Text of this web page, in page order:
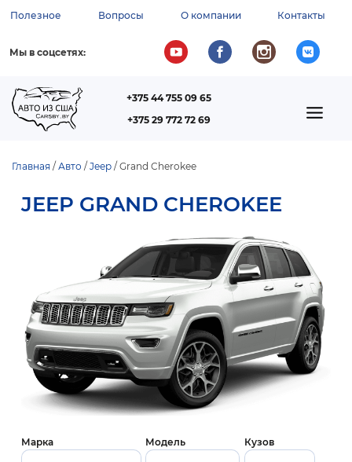
содержанию
ВСПОМОГАТЕЛЬНОЕ
МЕНЮ
Полезное Вопросы О компании Контакты
Мы в соцсетях:
+375 44 755 09 65
+375 29 772 72 69
НАВИГАЦИИ
Главная Авто Jeep Grand Cherokee
JEEP GRAND CHEROKEE
Марка Модель Кузов